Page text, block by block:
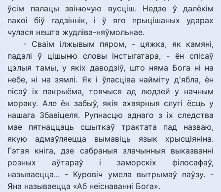
ўсім палацы звінючую вусціш. Недзе ў далёкім
пакоі біў гадзіннік, і ў яго прыцішаных ударах
чулася нешта жудліва-няўмольнае.
- Сваім ілжывым пяром, - цяжка, як камяні,
падалі ў цішыню словы інстыгатара, - ён спісаў
цэлыя тамы, у якіх даводзіў, што няма Бога ні на
небе, ні на зямлі. Як і ўласціва найміту д'ябла, ён
пісаў іх пакрыёма, тоячыся ад людзей у начным
мораку. Але ён забыў, якія ахвярныя слугі ёсць у
нашага Збавіцеля. Рупнасцю аднаго з іх следства
мае пятнаццаць сшыткаў трактата пад назваю,
якую адмаўляецца вымавіць язык хрысціяніна.
Гэтая кніга, дзе сабраныя злачынныя выказванні
розных аўтараў і заморскіх філосафаў,
называецца... - Куровіч умела вытрымаў паўзу. -
Яна называецца «Аб неіснаванні Бога».